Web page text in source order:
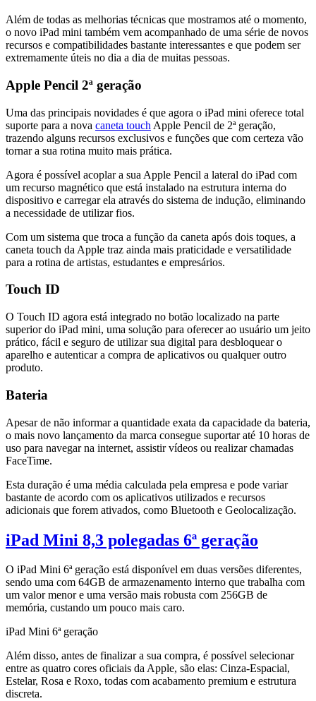
Além de todas as melhorias técnicas que mostramos até o momento,
o novo iPad mini também vem acompanhado de uma série de novos
recursos e compatibilidades bastante interessantes e que podem ser
extremamente úteis no dia a dia de muitas pessoas.
Apple Pencil 2ª geração
Uma das principais novidades é que agora o iPad mini oferece total
suporte para a nova caneta touch Apple Pencil de 2ª geração,
trazendo alguns recursos exclusivos e funções que com certeza vão
tornar a sua rotina muito mais prática.
Agora é possível acoplar a sua Apple Pencil a lateral do iPad com
um recurso magnético que está instalado na estrutura interna do
dispositivo e carregar ela através do sistema de indução, eliminando
a necessidade de utilizar fios.
Com um sistema que troca a função da caneta após dois toques, a
caneta touch da Apple traz ainda mais praticidade e versatilidade
para a rotina de artistas, estudantes e empresários.
Touch ID
O Touch ID agora está integrado no botão localizado na parte
superior do iPad mini, uma solução para oferecer ao usuário um jeito
prático, fácil e seguro de utilizar sua digital para desbloquear o
aparelho e autenticar a compra de aplicativos ou qualquer outro
produto.
Bateria
Apesar de não informar a quantidade exata da capacidade da bateria,
o mais novo lançamento da marca consegue suportar até 10 horas de
uso para navegar na internet, assistir vídeos ou realizar chamadas
FaceTime.
Esta duração é uma média calculada pela empresa e pode variar
bastante de acordo com os aplicativos utilizados e recursos
adicionais que forem ativados, como Bluetooth e Geolocalização.
iPad Mini 8,3 polegadas 6ª geração
O iPad Mini 6ª geração está disponível em duas versões diferentes,
sendo uma com 64GB de armazenamento interno que trabalha com
um valor menor e uma versão mais robusta com 256GB de
memória, custando um pouco mais caro.
iPad Mini 6ª geração
Além disso, antes de finalizar a sua compra, é possível selecionar
entre as quatro cores oficiais da Apple, são elas: Cinza-Espacial,
Estelar, Rosa e Roxo, todas com acabamento premium e estrutura
discreta.